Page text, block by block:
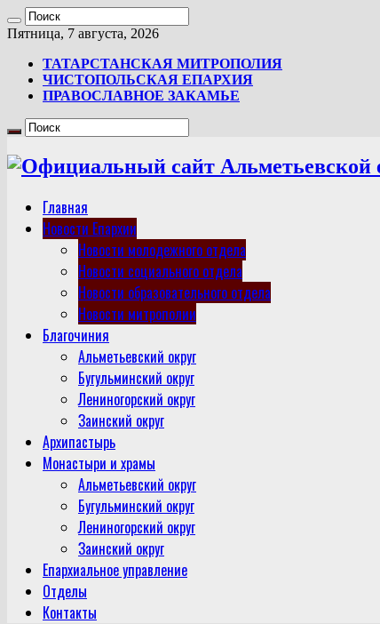
Пятница, 7 августа, 2026
ТАТАРСТАНСКАЯ МИТРОПОЛИЯ
ЧИСТОПОЛЬСКАЯ ЕПАРХИЯ
ПРАВОСЛАВНОЕ ЗАКАМЬЕ
Главная
Новости Епархии
Новости молодежного отдела
Новости социального отдела
Новости образовательного отдела
Новости митрополии
Благочиния
Альметьевский округ
Бугульминский округ
Лениногорский округ
Заинский округ
Архипастырь
Монастыри и храмы
Альметьевский округ
Бугульминский округ
Лениногорский округ
Заинский округ
Епархиальное управление
Отделы
Контакты